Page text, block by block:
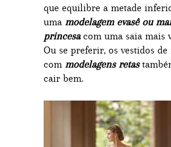
que equilibre a metade
uma modelagem evasê ou
princesacom uma saia mais
Ou se preferir, os vestidos de
com modelagens retas
cair bem.